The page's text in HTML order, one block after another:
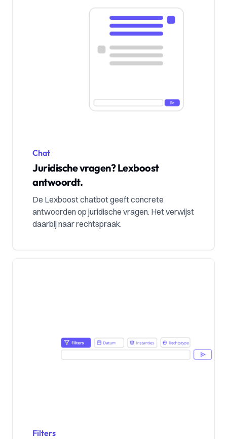
Chat
Juridische vragen? Lexboost
antwoordt.
De Lexboost chatbot geeft concrete
antwoorden op juridische vragen. Het verwijst
daarbij naar rechtspraak.
Filters